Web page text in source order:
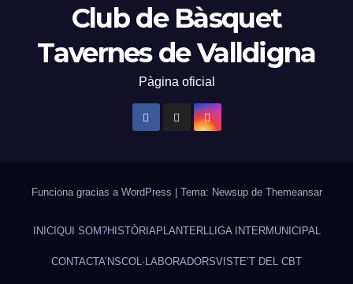
Club de Bàsquet
Tavernes de Valldigna
Pàgina oficial
Funciona gracias a WordPress Tema: Newsup de Themeansar
INICI QUI SOM?HISTÒRIA PLANTERLLIGA INTERMUNICIPAL
CONTACTA’NSCOL·LABORADORSVISTE’T DEL CBT